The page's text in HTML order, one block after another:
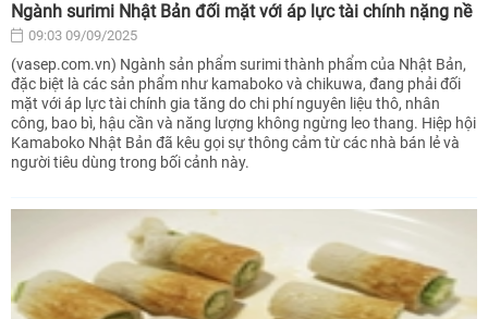
Ngành surimi Nhật Bản đối mặt với áp lực tài chính nặng nề
09:03 09/09/2025
(vasep.com.vn) Ngành sản phẩm surimi thành phẩm của Nhật Bản,
đặc biệt là các sản phẩm như kamaboko và chikuwa, đang phải đối
mặt với áp lực tài chính gia tăng do chi phí nguyên liệu thô, nhân
công, bao bì, hậu cần và năng lượng không ngừng leo thang. Hiệp hội
Kamaboko Nhật Bản đã kêu gọi sự thông cảm từ các nhà bán lẻ và
người tiêu dùng trong bối cảnh này.